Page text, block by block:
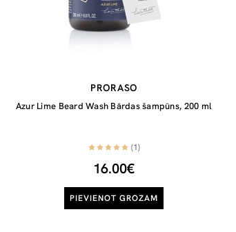
PRORASO
Azur Lime Beard Wash Bārdas šampūns, 200 ml
(1)
16.00€
PIEVIENOT GROZAM